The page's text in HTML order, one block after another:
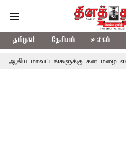
தமிழகம் தேசியம் உலகம்
கன மழை எச்சரிக்கை